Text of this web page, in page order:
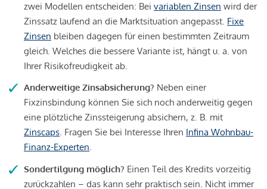
zwei Modellen entscheiden: Bei variablen Zinsen wird der
Zinssatz laufend an die Marktsituation angepasst. Fixe
Zinsen bleiben dagegen für einen bestimmten Zeitraum
gleich. Welches die bessere Variante ist, hängt u. a. von
Ihrer Risikofreudigkeit ab.
Anderweitige Zinsabsicherung? Neben einer
Fixzinsbindung können Sie sich noch anderweitig gegen
eine plötzliche Zinssteigerung absichern, z. B. mit
Zinscaps. Fragen Sie bei Interesse Ihren Infina Wohnbau-
Finanz-Experten.
Sondertilgung möglich? Einen Teil des Kredits vorzeitig
zurückzahlen – das kann sehr praktisch sein. Nicht immer